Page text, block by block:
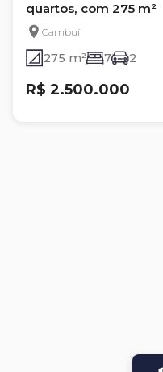
quartos, com 275 m²
Cambuí
275 m² 7 2
R$ 2.500.000